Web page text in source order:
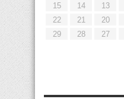
13
14
15
20
21
22
27
28
29